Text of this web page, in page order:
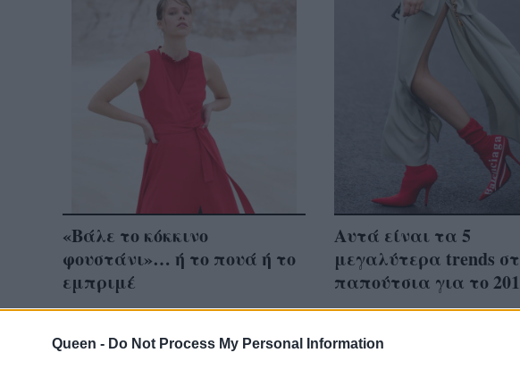
Queen - Do Not Process My Personal Information
«Βάλε το κόκκινο
φουστάνι»… ή το πουά ή το
εμπριμέ
Αυτά είναι τα 5
μεγαλύτερα trends
παπούτσια για το